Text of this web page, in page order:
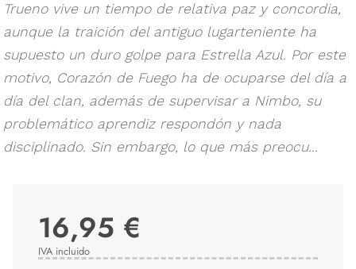
Trueno vive un tiempo de relativa paz y concordia,
aunque la traición del antiguo lugarteniente ha
supuesto un duro golpe para Estrella Azul. Por este
motivo, Corazón de Fuego ha de ocuparse del día a
día del clan, además de supervisar a Nimbo, su
problemático aprendiz respondón y nada
disciplinado. Sin embargo, lo que más preocu...
16,95 €
IVA incluido